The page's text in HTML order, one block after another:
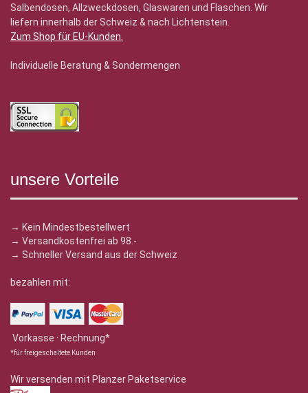
Salbendosen, Allzweckdosen, Glaswaren und Flaschen. Wir
liefern innerhalb der Schweiz & nach Lichtenstein.
Zum Shop für EU-Kunden.
Individuelle Beratung & Sondermengen
unsere Vorteile
→ Kein Mindestbestellwert
→ Versandkostenfrei ab 98.-
→ Schneller Versand aus der Schweiz
bezahlen mit:
Vorkasse · Rechnung*
*für freigeschaltete Kunden
Wir versenden mit Planzer Paketservice